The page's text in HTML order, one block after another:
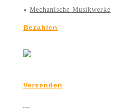
» Mechanische Musikwerke
Bezahlen
Versenden